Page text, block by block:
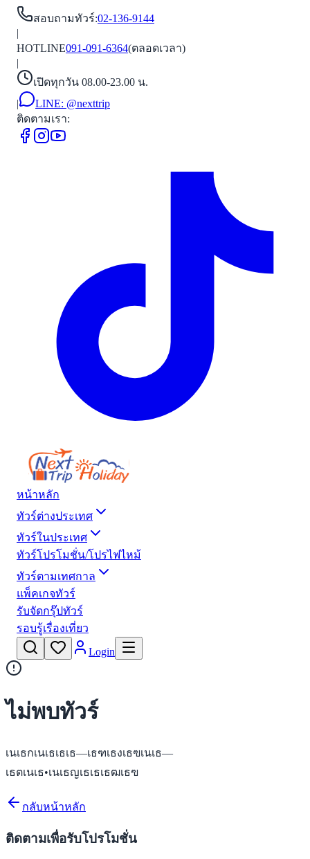
สอบถามทัวร์:02-136-9144
|
HOTLINE091-091-6364(ตลอดเวลา)
|
เปิดทุกวัน 08.00-23.00 น.
|
LINE: @nexttrip
ติดตามเรา:
หน้าหลัก
ทัวร์ต่างประเทศ
ทัวร์ในประเทศ
ทัวร์โปรโมชั่น/โปรไฟไหม้
ทัวร์ตามเทศกาล
แพ็คเกจทัวร์
รับจัดกรุ๊ปทัวร์
รอบรู้เรื่องเที่ยว
Login
ไม่พบทัวร์
เนเธกเนเธเธเธ—เธฑเธงเธฃเนเธ—
เธตเนเธ•เนเธญเธเธเธฒเธฃ
กลับหน้าหลัก
ติดตามเพื่อรับโปรโมชั่น